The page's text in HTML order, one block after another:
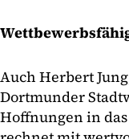
Auch Herbert
Dortmunder
Hoffnungen in